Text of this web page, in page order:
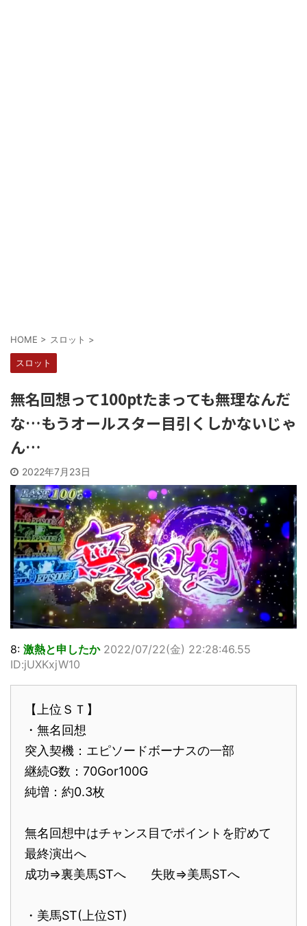
HOME > スロット >
スロット
無名回想って100ptたまっても無理なんだ
な…もうオールスター目引くしかないじゃ
ん…
2022年7月23日
8: 激熱と申したか 2022/07/22(金) 22:28:46.55
ID:jUXKxjW10
【上位ＳＴ】
・無名回想
突入契機：エピソードボーナスの一部
継続G数：70Gor100G
純増：約0.3枚
無名回想中はチャンス目でポイントを貯めて
最終演出へ
成功⇒裏美馬STへ 失敗⇒美馬STへ
・美馬ST(上位ST)